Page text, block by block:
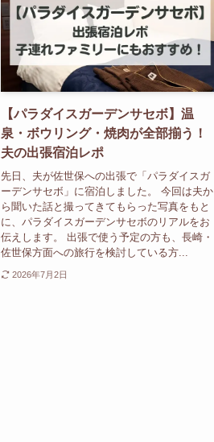
【パラダイスガーデンサセボ】温
泉・ボウリング・焼肉が全部揃う！
夫の出張宿泊レポ
先日、夫が佐世保への出張で「パラダイスガ
ーデンサセボ」に宿泊しました。 今回は夫か
ら聞いた話と撮ってきてもらった写真をもと
に、パラダイスガーデンサセボのリアルをお
伝えします。 出張で使う予定の方も、長崎・
佐世保方面への旅行を検討している方...
2026年7月2日